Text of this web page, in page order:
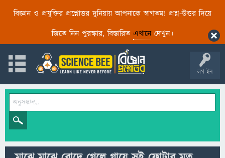
বিজ্ঞান ও প্রযুক্তির প্রশ্নোত্তর দুনিয়ায় আপনাকে স্বাগতম! প্রশ্ন-উত্তর দিয়ে
জিতে নিন পুরস্কার, বিস্তারিত এখানেদেখুন।
লগ ইন